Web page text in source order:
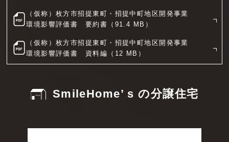
（仮称）枚方市招提東町・招提中町地区開発事業
環境影響評価書 要約書（91.4 MB）
（仮称）枚方市招提東町・招提中町地区開発事業
環境影響評価書 資料編（12 MB）
SmileHome’ s の分譲住宅